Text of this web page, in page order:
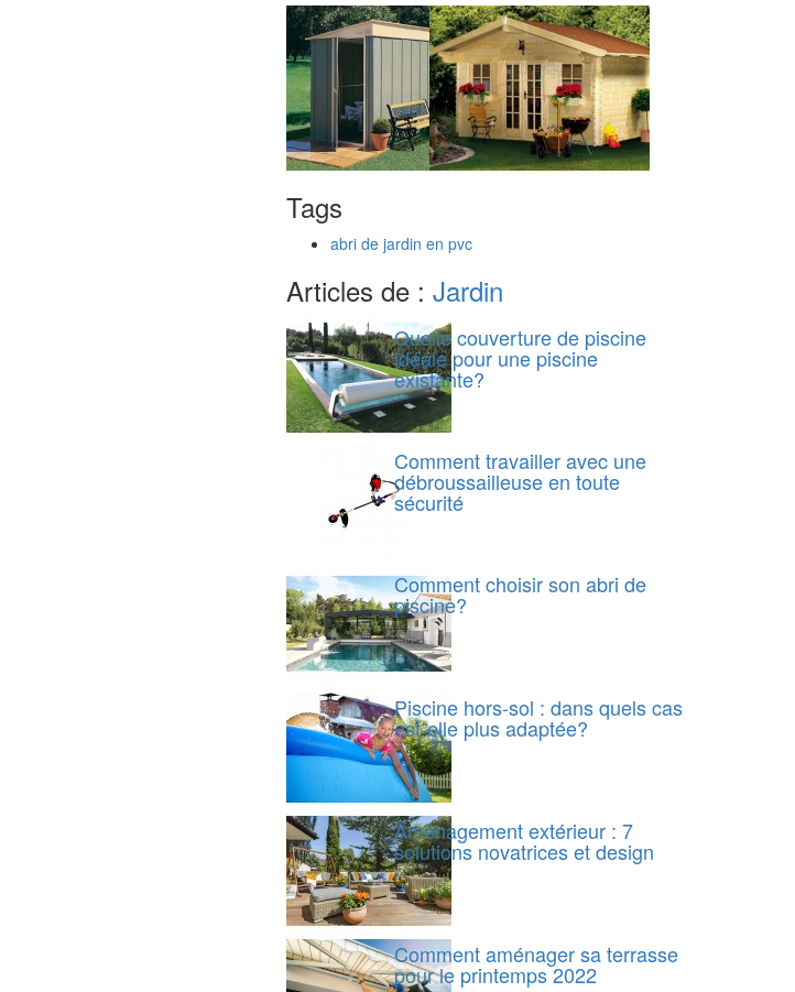
Tags
abri de jardin en pvc
Articles de : Jardin
Quelle couverture de piscine
idéale pour une piscine
existante?
Comment travailler avec une
débroussailleuse en toute
sécurité
Comment choisir son abri de
piscine?
Piscine hors-sol : dans quels cas
est-elle plus adaptée?
Aménagement extérieur : 7
solutions novatrices et design
Comment aménager sa terrasse
pour le printemps 2022